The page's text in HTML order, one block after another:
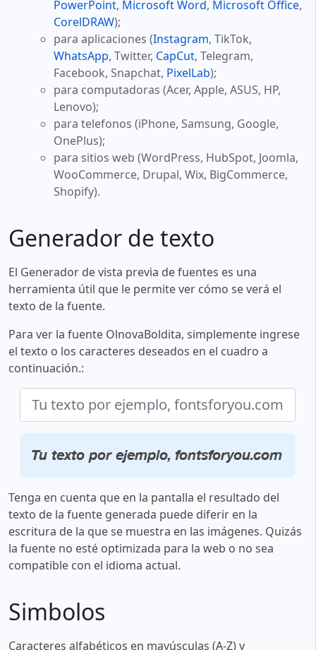
PowerPoint, Microsoft Word, Microsoft Office,
CorelDRAW);
para aplicaciones (Instagram, TikTok,
WhatsApp, Twitter, CapCut, Telegram,
Facebook, Snapchat, PixelLab);
para computadoras (Acer, Apple, ASUS, HP,
Lenovo);
para telefonos (iPhone, Samsung, Google,
OnePlus);
para sitios web (WordPress, HubSpot, Joomla,
WooCommerce, Drupal, Wix, BigCommerce,
Shopify).
Generador de texto
El Generador de vista previa de fuentes es una
herramienta útil que le permite ver cómo se verá el
texto de la fuente.
Para ver la fuente OlnovaBoldita, simplemente ingrese
el texto o los caracteres deseados en el cuadro a
continuación.:
Tu texto por ejemplo, fontsforyou.com
Tenga en cuenta que en la pantalla el resultado del
texto de la fuente generada puede diferir en la
escritura de la que se muestra en las imágenes. Quizás
la fuente no esté optimizada para la web o no sea
compatible con el idioma actual.
Simbolos
Caracteres alfabéticos en mayúsculas (A-Z) y